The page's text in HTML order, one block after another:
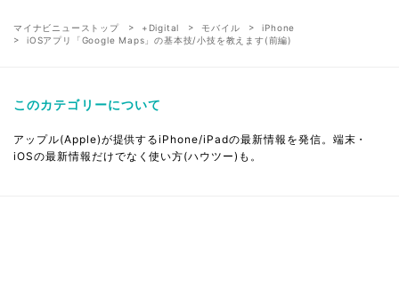
マイナビニューストップ +Digital モバイル
iPhone
iOSアプリ「Google Maps」の基本技/小技を教えます(前編)
このカテゴリーについて
アップル(Apple)が提供するiPhone/iPadの最新情報を発信。端末・
iOSの最新情報だけでなく使い方(ハウツー)も。